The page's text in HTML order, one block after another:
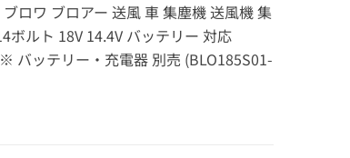
ロワ ブロアー 送風 車 集塵機 送風機 集
ボルト 18V 14.4V バッテリー 対応
バッテリー・充電器 別売 (BLO185S01-